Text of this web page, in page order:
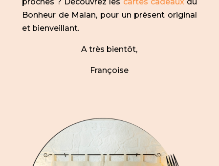
Bonheur de Malan, pour un présent original
et bienveillant.
A très bientôt,
Françoise